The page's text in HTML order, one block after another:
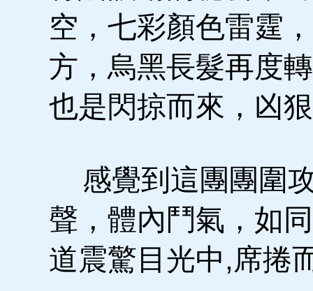
空，七彩顏色雷霆
方，烏黑長髮再度
也是閃掠而來，凶
感覺到這團團圍
聲，體內鬥氣，如
道震驚目光中,席捲